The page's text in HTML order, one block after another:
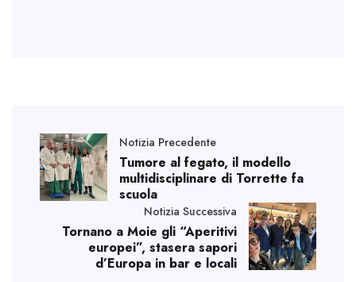
Notizia Precedente
Tumore al fegato, il modello
multidisciplinare di Torrette fa
scuola
Notizia Successiva
Tornano a Moie gli “Aperitivi
europei”, stasera sapori
d’Europa in bar e locali